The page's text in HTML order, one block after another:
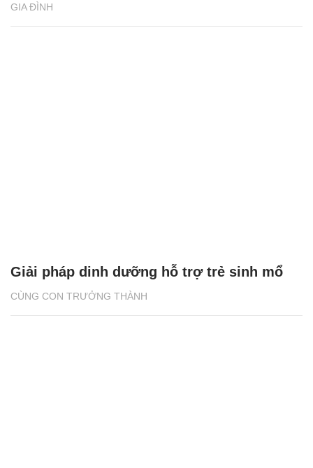
GIA ĐÌNH
CÙNG CON TRƯỞNG THÀNH
Giải pháp dinh dưỡng hỗ trợ trẻ sinh mổ